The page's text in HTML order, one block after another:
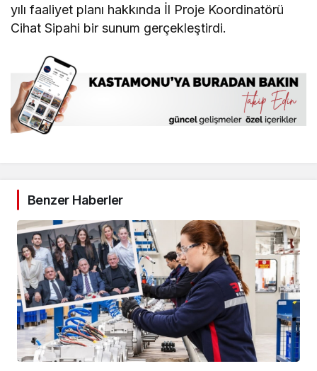
yılı faaliyet planı hakkında İl Proje Koordinatörü
Cihat Sipahi bir sunum gerçekleştirdi.
Benzer Haberler